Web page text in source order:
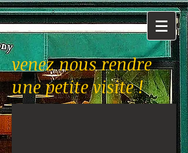
venez nous rendre
une petite visite !